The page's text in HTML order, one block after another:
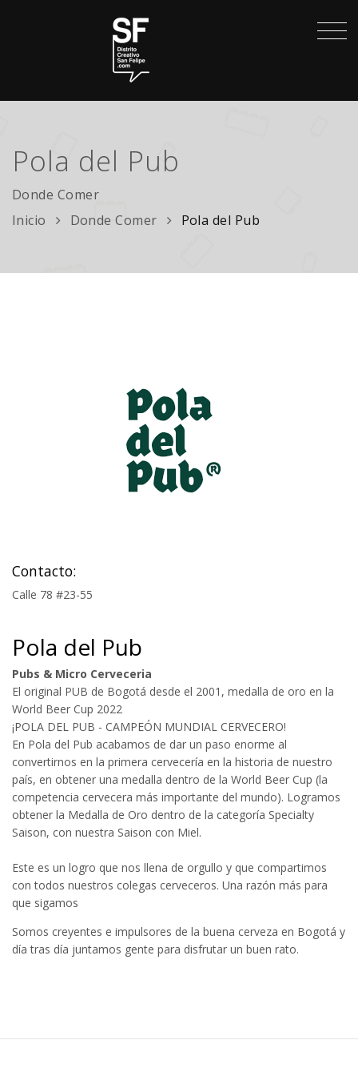
Pola del Pub
Donde Comer
Inicio
Donde Comer Pola del Pub
Contacto:
Calle 78 #23-55
Pola del Pub
Pubs & Micro Cerveceria
El original PUB de Bogotá desde el 2001, medalla de oro en la
World Beer Cup 2022
¡POLA DEL PUB - CAMPEÓN MUNDIAL CERVECERO!
En Pola del Pub acabamos de dar un paso enorme al
convertirnos en la primera cervecería en la historia de nuestro
país, en obtener una medalla dentro de la World Beer Cup (la
competencia cervecera más importante del mundo). Logramos
obtener la Medalla de Oro dentro de la categoría Specialty
Saison, con nuestra Saison con Miel.
Este es un logro que nos llena de orgullo y que compartimos
con todos nuestros colegas cerveceros. Una razón más para
que sigamos
Somos creyentes e impulsores de la buena cerveza en Bogotá y
día tras día juntamos gente para disfrutar un buen rato.